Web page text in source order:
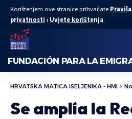
Korištenjem ove stranice prihvaćate
privatnosti i Uvjete korištenja.
FUNDACIÓN PARA LA
HRVATSKA MATICA ISELJENIKA - HMI >
Se amplía la